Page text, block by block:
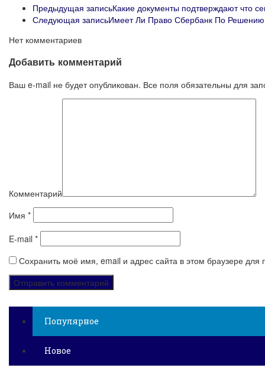
Предыдущая записьКакие документы подтверждают что
Следующая записьИмеет Ли Право Сбербанк По
Нет комментариев
Добавить комментарий
Ваш e-mail не будет опубликован. Все поля обязательны для
Комментарий
Имя *
E-mail *
Сохранить моё имя, email и адрес сайта в этом браузере
Популярное
Новое